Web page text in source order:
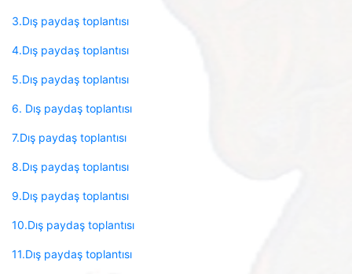
3.Dış paydaş toplantısı
4.Dış paydaş toplantısı
5.Dış paydaş toplantısı
6. Dış paydaş toplantısı
7.Dış paydaş toplantısı
8.Dış paydaş toplantısı
9.Dış paydaş toplantısı
10.Dış paydaş toplantısı
11.Dış paydaş toplantısı